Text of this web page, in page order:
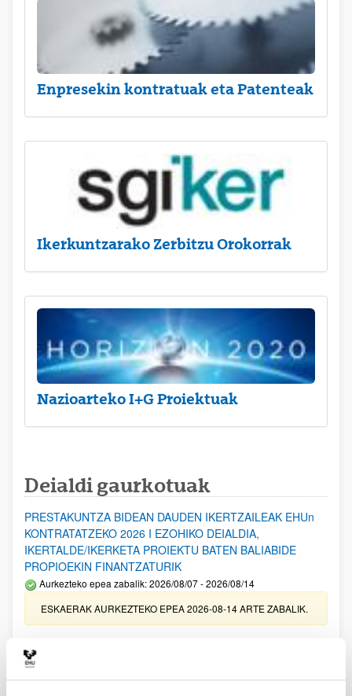
Enpresekin kontratuak eta Patenteak
Ikerkuntzarako Zerbitzu Orokorrak
Nazioarteko I+G Proiektuak
Deialdi gaurkotuak
PRESTAKUNTZA BIDEAN DAUDEN IKERTZAILEAK EHUn
KONTRATATZEKO 2026 I EZOHIKO DEIALDIA,
IKERTALDE/IKERKETA PROIEKTU BATEN BALIABIDE
PROPIOEKIN FINANTZATURIK
Aurkezteko epea zabalik: 2026/08/07 - 2026/08/14
ESKAERAK AURKEZTEKO EPEA 2026-08-14 ARTE ZABALIK.
erosi eta berritzeko laguntzak 2026
Izapide irekia